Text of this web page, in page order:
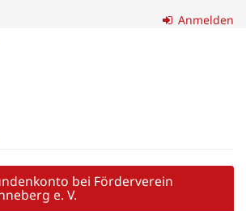
Anmelden
bei Förderverein
e. V.